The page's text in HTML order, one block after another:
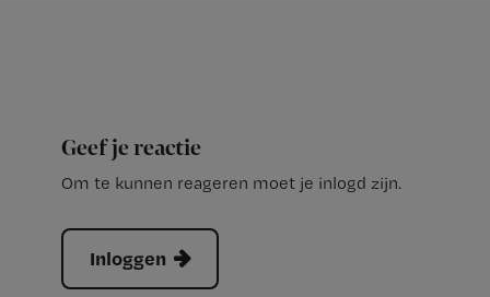
Geef je reactie
Om te kunnen reageren moet je inlogd zijn.
Inloggen